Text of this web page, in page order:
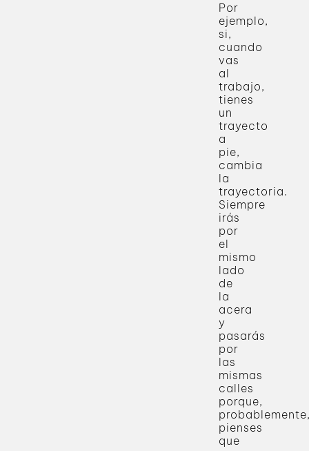
Por
ejemplo,
si,
cuando
vas
al
trabajo,
tienes
un
trayecto
a
pie,
cambia
la
trayectoria.
Siempre
irás
por
el
mismo
lado
de
la
acera
y
pasarás
por
las
mismas
calles
porque,
pienses
que